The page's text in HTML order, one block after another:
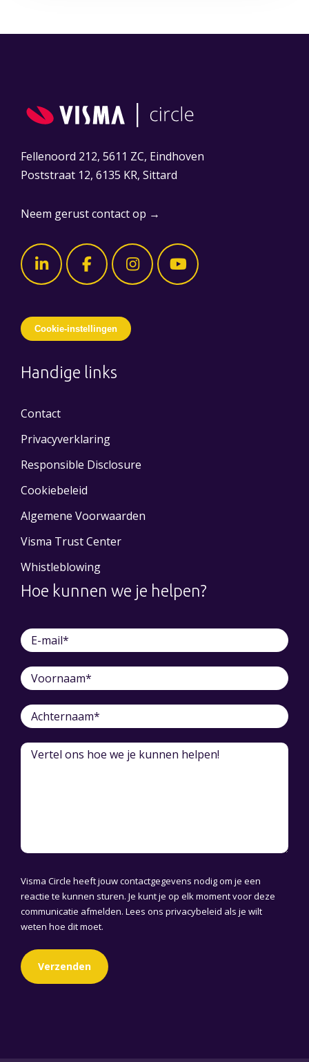
Fellenoord 212, 5611 ZC, Eindhoven
Poststraat 12, 6135 KR, Sittard
Neem gerust contact op →
Cookie-instellingen
Handige links
Contact
Privacyverklaring
Responsible Disclosure
Cookiebeleid
Algemene Voorwaarden
Visma Trust Center
Whistleblowing
Hoe kunnen we je helpen?
Visma Circle heeft jouw contactgegevens nodig om je een
reactie te kunnen sturen. Je kunt je op elk moment voor deze
communicatie afmelden. Lees ons privacybeleid als je wilt
weten hoe dit moet.